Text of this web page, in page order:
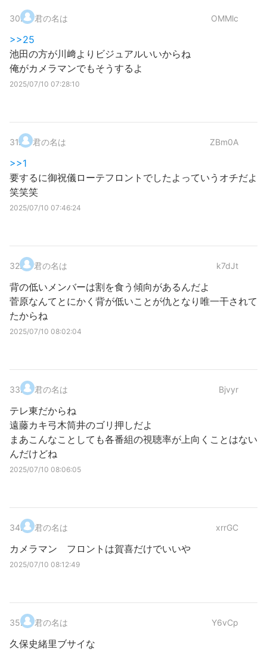
30. 君の名は OMMlc
>>25
池田の方が川﨑よりビジュアルいいからね
俺がカメラマンでもそうするよ
2025/07/10 07:28:10
31. 君の名は ZBm0A
>>1
要するに御祝儀ローテフロントでしたよっていうオチだよ
笑笑笑
2025/07/10 07:46:24
32. 君の名は k7dJt
背の低いメンバーは割を食う傾向があるんだよ
菅原なんてとにかく背が低いことが仇となり唯一干されて
たからね
2025/07/10 08:02:04
33. 君の名は Bjvyr
テレ東だからね
遠藤カキ弓木筒井のゴリ押しだよ
まあこんなことしても各番組の視聴率が上向くことはない
んだけどね
2025/07/10 08:06:05
34. 君の名は xrrGC
カメラマン フロントは賀喜だけでいいや
2025/07/10 08:12:49
35. 君の名は Y6vCp
久保史緒里ブサイな